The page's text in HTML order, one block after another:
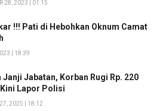
28, 2023 | 01:15
!!! Pati di Hebohkan Oknum Camat
| 18:39
Janji Jabatan, Korban Rugi Rp. 220
Lapor Polisi
2025 | 18:12